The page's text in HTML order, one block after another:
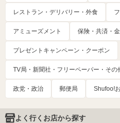
レストラン・デリバリー・外食
アミューズメント 保険・共済・
プレゼントキャンペーン・クーポン
TV局・新聞社・フリーペーパー・その
政党・政治 郵便局 Shufoo!
よく行くお店から探す